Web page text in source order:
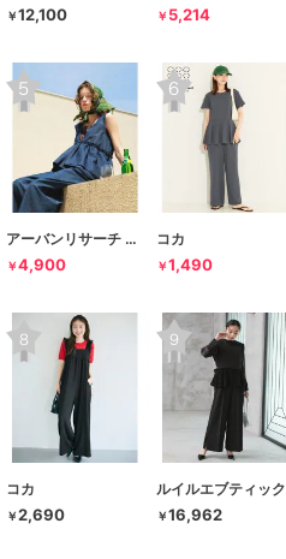
￥12,100 ￥ 5,214
アーバンリサーチ サニーレーベル
￥4,900
コカ
￥1,490
コカ
￥2,690
ルイルエブティック
￥16,962